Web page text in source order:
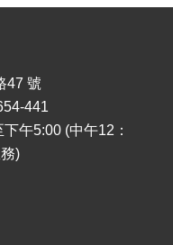
47 號
441
午5:00 (中午12：
)